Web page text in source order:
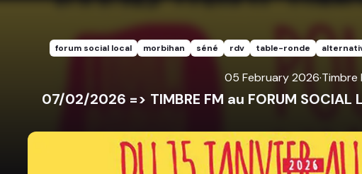
forum social local morbihan séné rdv table-ronde
05 February 2026·Timbre
07/02/2026 => TIMBRE FM au FORUM SOCIAL